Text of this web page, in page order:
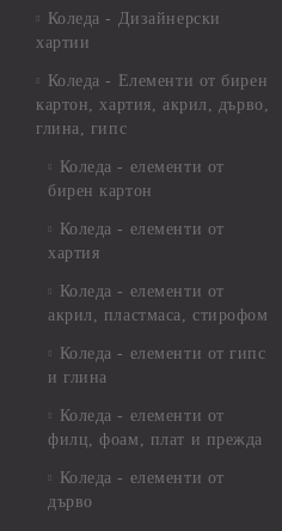
Коледа - Дизайнерски
хартии
Коледа - Eлементи от бирен
картон, хартия, акрил, дърво,
глина, гипс
Коледа - елементи от
бирен картон
Коледа - елементи от
хартия
Коледа - елементи от
акрил, пластмаса, стирофом
Коледа - елементи от гипс
и глина
Коледа - елементи от
филц, фоам, плат и прежда
Коледа - елементи от
дърво